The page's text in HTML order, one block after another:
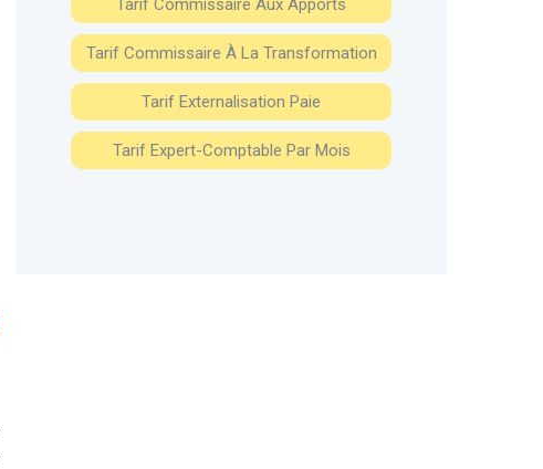
Tarif Commissaire Aux Apports
Tarif Commissaire À La Transformation
Tarif Externalisation Paie
Tarif Expert-Comptable Par Mois